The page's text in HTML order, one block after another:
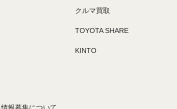
クルマ買取
TOYOTA SHARE
KINTO
情報募集について